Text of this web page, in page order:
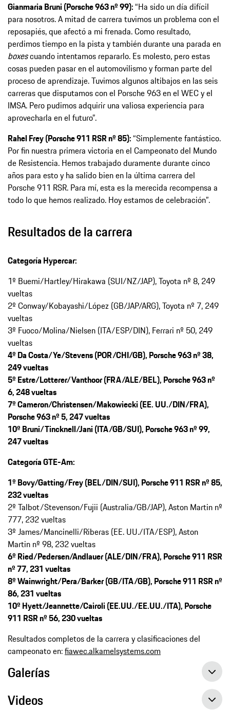
Gianmaria Bruni (Porsche 963 nº 99):“Ha sido un día difícil
para nosotros. A mitad de carrera tuvimos un problema con el
reposapiés, que afectó a mi frenada. Como resultado,
perdimos tiempo en la pista y también durante una parada en
boxescuando intentamos repararlo. Es molesto, pero estas
cosas pueden pasar en el automovilismo y forman parte del
proceso de aprendizaje. Tuvimos algunos altibajos en las seis
carreras que disputamos con el Porsche 963 en el WEC y el
IMSA. Pero pudimos adquirir una valiosa experiencia para
aprovecharla en el futuro”.
Rahel Frey (Porsche 911 RSR nº 85):“Simplemente fantástico.
Por fin nuestra primera victoria en el Campeonato del Mundo
de Resistencia. Hemos trabajado duramente durante cinco
años para esto y ha salido bien en la última carrera del
Porsche 911 RSR. Para mí, esta es la merecida recompensa a
todo lo que hemos realizado. Hoy estamos de celebración”.
Resultados de la carrera
Categoría Hypercar:
1º Buemi/Hartley/Hirakawa (SUI/NZ/JAP), Toyota nº 8, 249
vueltas
2º Conway/Kobayashi/López (GB/JAP/ARG), Toyota nº 7, 249
vueltas
3º Fuoco/Molina/Nielsen (ITA/ESP/DIN), Ferrari nº 50, 249
vueltas
4º Da Costa/Ye/Stevens (POR/CHI/GB), Porsche 963 nº 38,
249 vueltas
5º Estre/Lotterer/Vanthoor (FRA/ALE/BEL), Porsche 963 nº
6, 248 vueltas
7º Cameron/Christensen/Makowiecki (EE. UU./DIN/FRA),
Porsche 963 nº 5, 247 vueltas
10º Bruni/Tincknell/Jani (ITA/GB/SUI), Porsche 963 nº 99,
247 vueltas
Categoría GTE-Am:
1º Bovy/Gatting/Frey (BEL/DIN/SUI), Porsche 911 RSR nº 85,
232 vueltas
2º Talbot/Stevenson/Fujii (Australia/GB/JAP), Aston Martin nº
777, 232 vueltas
3º James/Mancinelli/Riberas (EE. UU./ITA/ESP), Aston
Martin nº 98, 232 vueltas
6º Ried/Pedersen/Andlauer (ALE/DIN/FRA), Porsche 911 RSR
nº 77, 231 vueltas
8º Wainwright/Pera/Barker (GB/ITA/GB), Porsche 911 RSR nº
86, 231 vueltas
10º Hyett/Jeannette/Cairoli (EE.UU./EE.UU./ITA), Porsche
911 RSR nº 56, 230 vueltas
Resultados completos de la carrera y clasificaciones del
campeonato en:fiawec.alkamelsystems.com
Galerías
Videos